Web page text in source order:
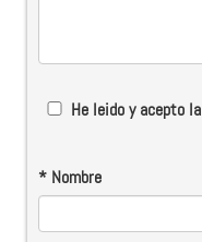
He leido y acepto la
* Nombre